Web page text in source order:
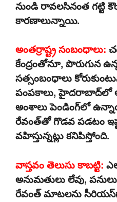
నుండి రావలసినంత గట్టి
కారణాలున్నాయి.
అంతర్రాష్ట్ర సంబంధాలు:
కేంద్రంతోనూ, పొరుగున
సత్సంబంధాలు
పంపకాలు, హైదరాబాద్‌లో
అంశాలు పెండింగ్‌లో
రేవంత్‌తో గొడవ పడటం
వహిస్తున్నట్లు కనిపిస్తోంది.
వాస్తవం తెలుసు కాబట్టి:
అనుమతులు లేవు,
రేవంత్ మాటలను